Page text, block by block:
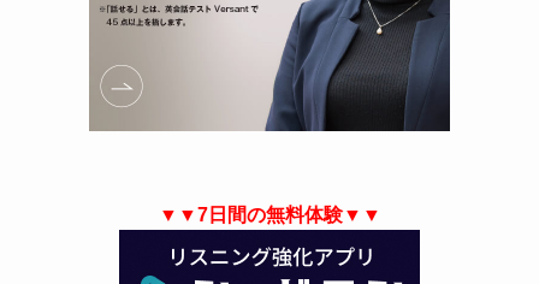
▼▼7日間の無料体験▼▼